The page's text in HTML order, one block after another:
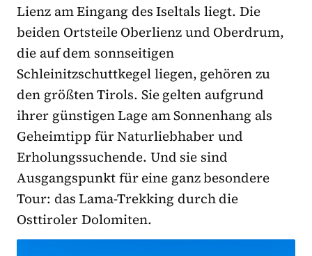
Lienz am Eingang des Iseltals liegt. Die
beiden Ortsteile Oberlienz und Oberdrum,
die auf dem sonnseitigen
Schleinitzschuttkegel liegen, gehören zu
den größten Tirols. Sie gelten aufgrund
ihrer günstigen Lage am Sonnenhang als
Geheimtipp für Naturliebhaber und
Erholungssuchende. Und sie sind
Ausgangspunkt für eine ganz besondere
Tour: das Lama-Trekking durch die
Osttiroler Dolomiten.